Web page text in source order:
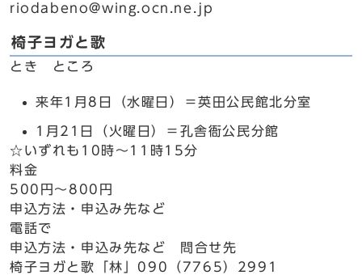
riodabeno@wing.ocn.ne.jp
椅子ヨガと歌
とき ところ
来年1月8日（水曜日）＝英田公民館北分室
1月21日（火曜日）＝孔舎衙公民分館
☆いずれも10時～11時15分
料金
500円～800円
申込方法・申込み先など
電話で
申込方法・申込み先など 問合せ先
椅子ヨガと歌「林」090（7765）2991